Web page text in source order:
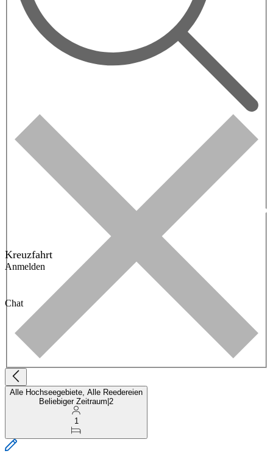
Kreuzfahrt
Anmelden
Chat
Alle Hochseegebiete, Alle Reedereien
Beliebiger Zeitraum 2
1